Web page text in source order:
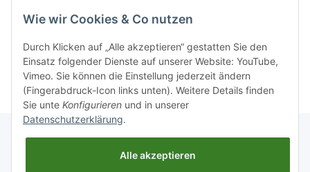
Kategorien
Wie wir Cookies & Co nutzen
Durch Klicken auf „Alle akzeptieren“ gestatten Sie den
Einsatz folgender Dienste auf unserer Website: YouTube,
Vimeo. Sie können die Einstellung jederzeit ändern
(Fingerabdruck-Icon links unten). Weitere Details finden
Sie unte Konfigurieren und in unserer
Datenschutzerklärung.
Alle akzeptieren